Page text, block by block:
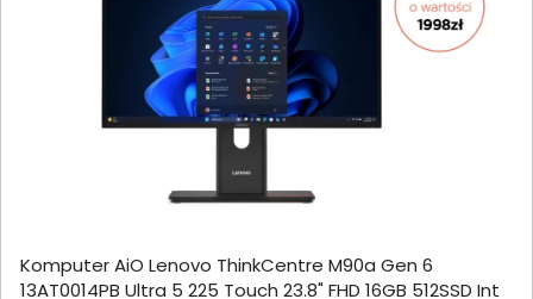
Komputer AiO Lenovo ThinkCentre M90a Gen 6
13AT0014PB Ultra 5 225 Touch 23.8" FHD 16GB 512SSD Int